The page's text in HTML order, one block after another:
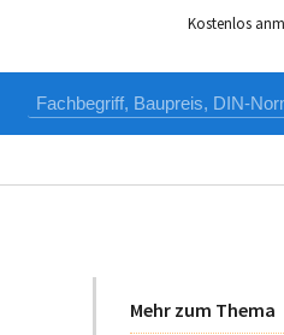
Kostenlos
Mehr zum Thema